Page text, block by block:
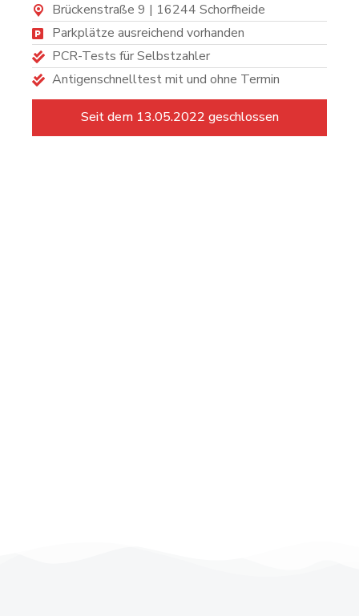
Brückenstraße 9 | 16244 Schorfheide
Parkplätze ausreichend vorhanden
PCR-Tests für Selbstzahler
Antigenschnelltest mit und ohne Termin
Seit dem 13.05.2022 geschlossen